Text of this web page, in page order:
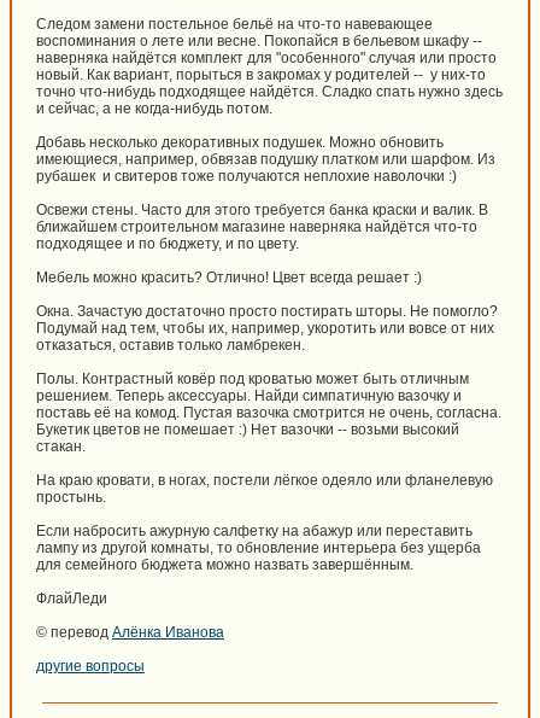
Следом замени постельное бельё на что-то навевающее
воспоминания о лете или весне. Покопайся в бельевом шкафу --
наверняка найдётся комплект для "особенного" случая или просто
новый. Как вариант, порыться в закромах у родителей -- у них-то
точно что-нибудь подходящее найдётся. Сладко спать нужно здесь
и сейчас, а не когда-нибудь потом.
Добавь несколько декоративных подушек. Можно обновить
имеющиеся, например, обвязав подушку платком или шарфом. Из
рубашек и свитеров тоже получаются неплохие наволочки :)
Освежи стены. Часто для этого требуется банка краски и валик. В
ближайшем строительном магазине наверняка найдётся что-то
подходящее и по бюджету, и по цвету.
Мебель можно красить? Отлично! Цвет всегда решает :)
Окна. Зачастую достаточно просто постирать шторы. Не помогло?
Подумай над тем, чтобы их, например, укоротить или вовсе от них
отказаться, оставив только ламбрекен.
Полы. Контрастный ковёр под кроватью может быть отличным
решением. Теперь аксессуары. Найди симпатичную вазочку и
поставь её на комод. Пустая вазочка смотрится не очень, согласна.
Букетик цветов не помешает :) Нет вазочки -- возьми высокий
стакан.
На краю кровати, в ногах, постели лёгкое одеяло или фланелевую
простынь.
Если набросить ажурную салфетку на абажур или переставить
лампу из другой комнаты, то обновление интерьера без ущерба
для семейного бюджета можно назвать завершённым.
ФлайЛеди
© перевод Алёнка Иванова
другие вопросы